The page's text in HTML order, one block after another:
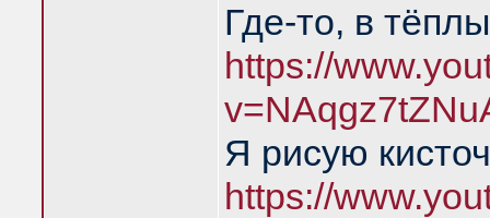
Где-то, в
https://
Я рисую
https://